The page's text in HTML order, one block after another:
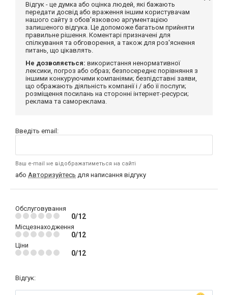
Відгук - це думка або оцінка людей, які бажають
передати досвід або враження іншим користувачам
нашого сайту з обов'язковою аргументацією
залишеного відгука. Це допоможе багатьом прийняти
правильне рішення. Коментарі призначені для
спілкування та обговорення, а також для роз'яснення
питань, що цікавлять.
Не дозволяється: використання ненормативної
лексики, погроз або образ; безпосереднє порівняння з
іншими конкуруючими компаніями; безпідставні заяви,
що ображають діяльність компанії і / або її послуги;
розміщення посилань на сторонні інтернет-ресурси;
реклама та самореклама.
Введіть email:
Ваш e-mail не відображатиметься на сайті
або Авторизуйтесь для написання відгуку
Обслуговування
0/12
Місцезнаходження
0/12
Ціни
0/12
Відгук: